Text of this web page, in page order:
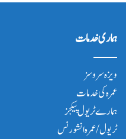
ہماری خدمات
ویزہ سروسز
عمرہ کی خدمات
ہمارے ٹریول پیکجز
ٹریول/عمرہ انشورنس